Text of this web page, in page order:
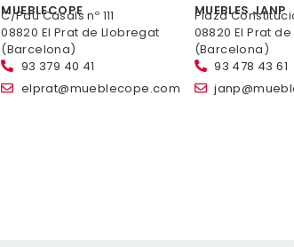
MUEBLECOPE
C/Pau Casals nº 111
08820 El Prat de Llobregat
(Barcelona)
93 379 40 41
elprat@mueblecope.com
MUEBLES JANP
Plaza
08820 El Prat
(Barcelona)
93 478 43 61